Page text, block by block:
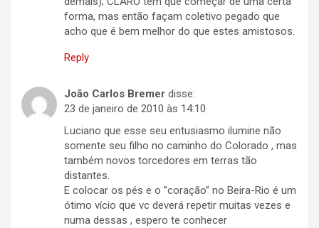
forma, mas então façam coletivo pegado que
acho que é bem melhor do que estes amistosos.
Reply
João Carlos Bremer disse:
23 de janeiro de 2010 às 14:10
Luciano que esse seu entusiasmo ilumine não
somente seu filho no caminho do Colorado , mas
também novos torcedores em terras tão
distantes.
E colocar os pés e o ”coração” no Beira-Rio é um
ótimo vício que vc deverá repetir muitas vezes e
numa dessas , espero te conhecer